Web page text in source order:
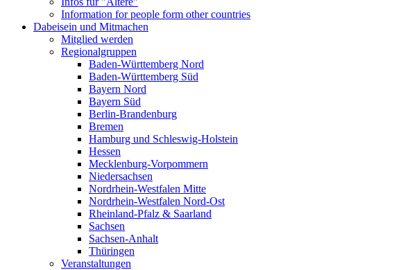
Information for people form other countries
Dabeisein und Mitmachen
Mitglied werden
Regionalgruppen
Baden-Württemberg Nord
Baden-Württemberg Süd
Bayern Nord
Bayern Süd
Berlin-Brandenburg
Bremen
Hamburg und Schleswig-Holstein
Hessen
Mecklenburg-Vorpommern
Niedersachsen
Nordrhein-Westfalen Mitte
Nordrhein-Westfalen Nord-Ost
Rheinland-Pfalz & Saarland
Sachsen
Sachsen-Anhalt
Thüringen
Veranstaltungen